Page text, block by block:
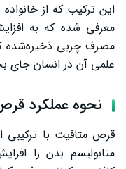
این ترکیب که از
معرفی شده که به
مصرف چربی ذخیره‌شده
علمی آن در انسان جای
نحوه عملکرد
قرص متافیت با
متابولیسم بدن را